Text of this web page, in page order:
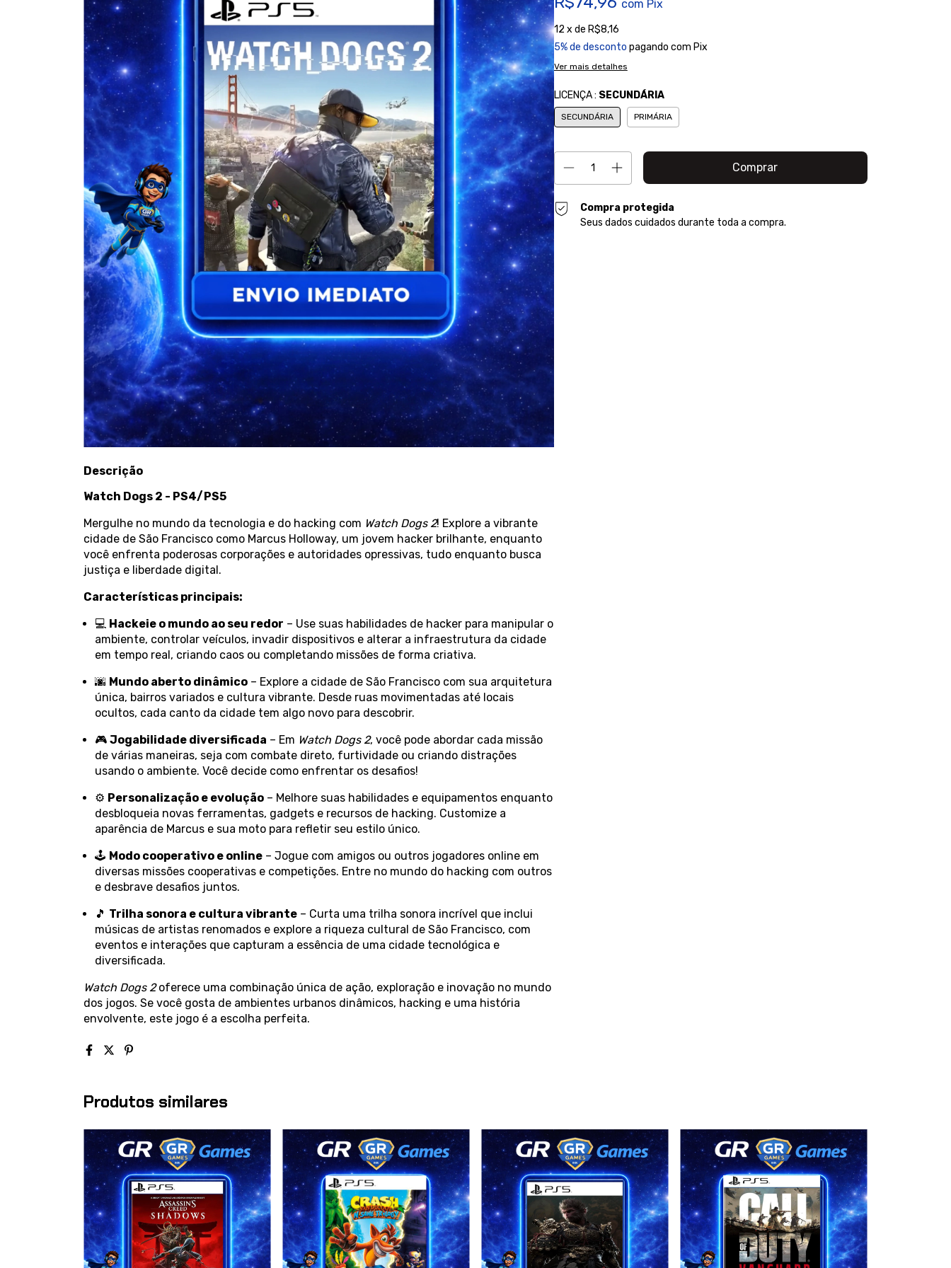
com Pix
12 x de R$8,16
5% de desconto pagando com Pix
Ver mais detalhes
LICENÇA : SECUNDÁRIA
SECUNDÁRIA PRIMÁRIA
Compra protegida
Seus dados cuidados durante toda a compra.
Descrição
Watch Dogs 2 - PS4/PS5
Mergulhe no mundo da tecnologia e do hacking com Watch Dogs 2! Explore a vibrante
cidade de São Francisco como Marcus Holloway, um jovem hacker brilhante, enquanto
você enfrenta poderosas corporações e autoridades opressivas, tudo enquanto busca
justiça e liberdade digital.
Características principais:
💻 Hackeie o mundo ao seu redor – Use suas habilidades de hacker para manipular o
ambiente, controlar veículos, invadir dispositivos e alterar a infraestrutura da cidade
em tempo real, criando caos ou completando missões de forma criativa.
🌆 Mundo aberto dinâmico – Explore a cidade de São Francisco com sua arquitetura
única, bairros variados e cultura vibrante. Desde ruas movimentadas até locais
ocultos, cada canto da cidade tem algo novo para descobrir.
🎮 Jogabilidade diversificada – Em Watch Dogs 2, você pode abordar cada missão
de várias maneiras, seja com combate direto, furtividade ou criando distrações
usando o ambiente. Você decide como enfrentar os desafios!
⚙️ Personalização e evolução – Melhore suas habilidades e equipamentos enquanto
desbloqueia novas ferramentas, gadgets e recursos de hacking. Customize a
aparência de Marcus e sua moto para refletir seu estilo único.
🕹️ Modo cooperativo e online – Jogue com amigos ou outros jogadores online em
diversas missões cooperativas e competições. Entre no mundo do hacking com outros
e desbrave desafios juntos.
🎵 Trilha sonora e cultura vibrante – Curta uma trilha sonora incrível que inclui
músicas de artistas renomados e explore a riqueza cultural de São Francisco, com
eventos e interações que capturam a essência de uma cidade tecnológica e
diversificada.
Watch Dogs 2oferece uma combinação única de ação, exploração e inovação no mundo
dos jogos. Se você gosta de ambientes urbanos dinâmicos, hacking e uma história
envolvente, este jogo é a escolha perfeita.
Produtos similares